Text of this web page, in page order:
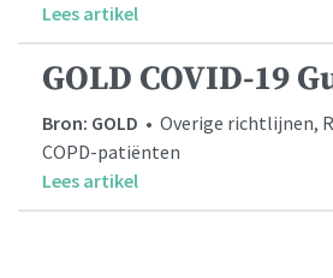
Lees artikel
GOLD COVID-19
Bron: GOLD • Overige richtlijnen,
COPD-patiënten
Lees artikel